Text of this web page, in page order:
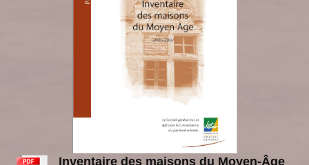
Inventaire des maisons du Moyen-Âge